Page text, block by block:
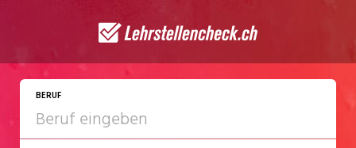
BERUF